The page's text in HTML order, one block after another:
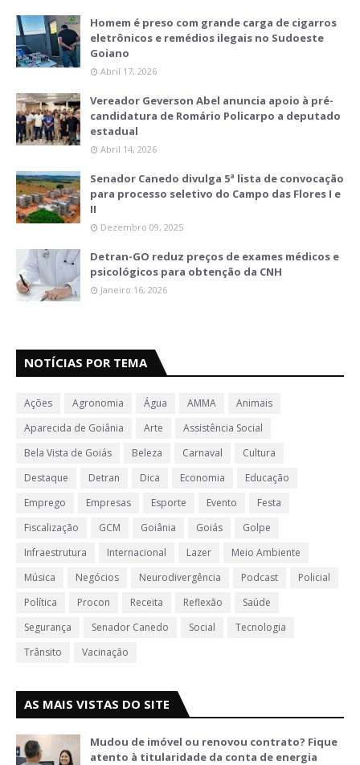
Homem é preso com grande carga de cigarros
eletrônicos e remédios ilegais no Sudoeste
Goiano
Abril 17, 2026
Vereador Geverson Abel anuncia apoio à pré-
candidatura de Romário Policarpo a deputado
estadual
Abril 14, 2026
Senador Canedo divulga 5ª lista de convocação
para processo seletivo do Campo das Flores I e
II
Dezembro 09, 2025
Detran-GO reduz preços de exames médicos e
psicológicos para obtenção da CNH
Janeiro 16, 2026
NOTÍCIAS POR TEMA
Ações Agronomia Água AMMA
Animais
Aparecida de Goiânia
Arte
Assistência Social
Bela Vista de Goiás
Beleza Carnaval
Cultura
Destaque
Detran Dica Economia
Educação
Emprego
Empresas Esporte Evento
Festa
Fiscalização
GCM Goiânia Goiás
Golpe
Infraestrutura
Internacional Lazer
Meio Ambiente
Música
Negócios Neurodivergência Podcast
Policial
Política
Procon Receita Reflexão
Saúde
Segurança
Senador Canedo Social
Tecnologia
Trânsito
Vacinação
AS MAIS VISTAS DO SITE
Mudou de imóvel ou renovou contrato? Fique
atento à titularidade da conta de energia